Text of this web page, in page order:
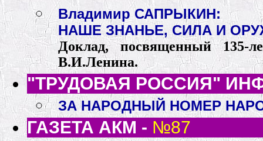
Владимир САПРЫКИН:
НАШЕ ЗНАНЬЕ, СИЛА И
Доклад, посвященный 135-
В.И.Ленина.
"ТРУДОВАЯ РОССИЯ"
ЗА НАРОДНЫЙ НОМЕР
ГАЗЕТА АКМ - №87